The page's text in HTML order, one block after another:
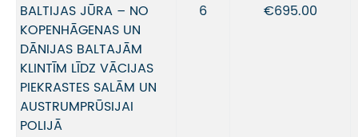
BALTIJAS JŪRA – NO
KOPENHĀGENAS UN
DĀNIJAS BALTAJĀM
KLINTĪM LĪDZ VĀCIJAS
PIEKRASTES SALĀM UN
AUSTRUMPRŪSIJAI
POLIJĀ
6 €695.00